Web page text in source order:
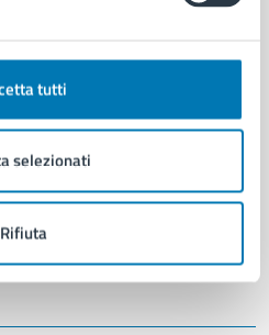
tutti
selezionati
Rifiuta